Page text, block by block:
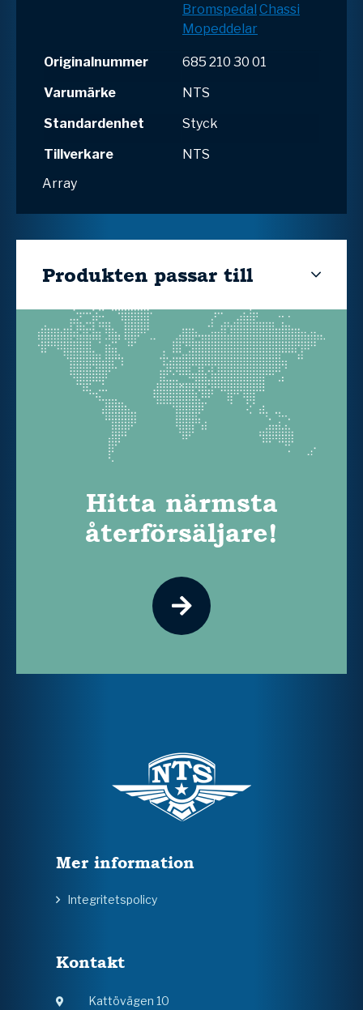
Bromspedal Chassi
Mopeddelar
Originalnummer
685 210 30 01
Varumärke
NTS
Standardenhet
Styck
Tillverkare
NTS
Array
Produkten passar till
Hitta närmsta
återförsäljare!
Mer information
Integritetspolicy
Kontakt
Kattövägen 10